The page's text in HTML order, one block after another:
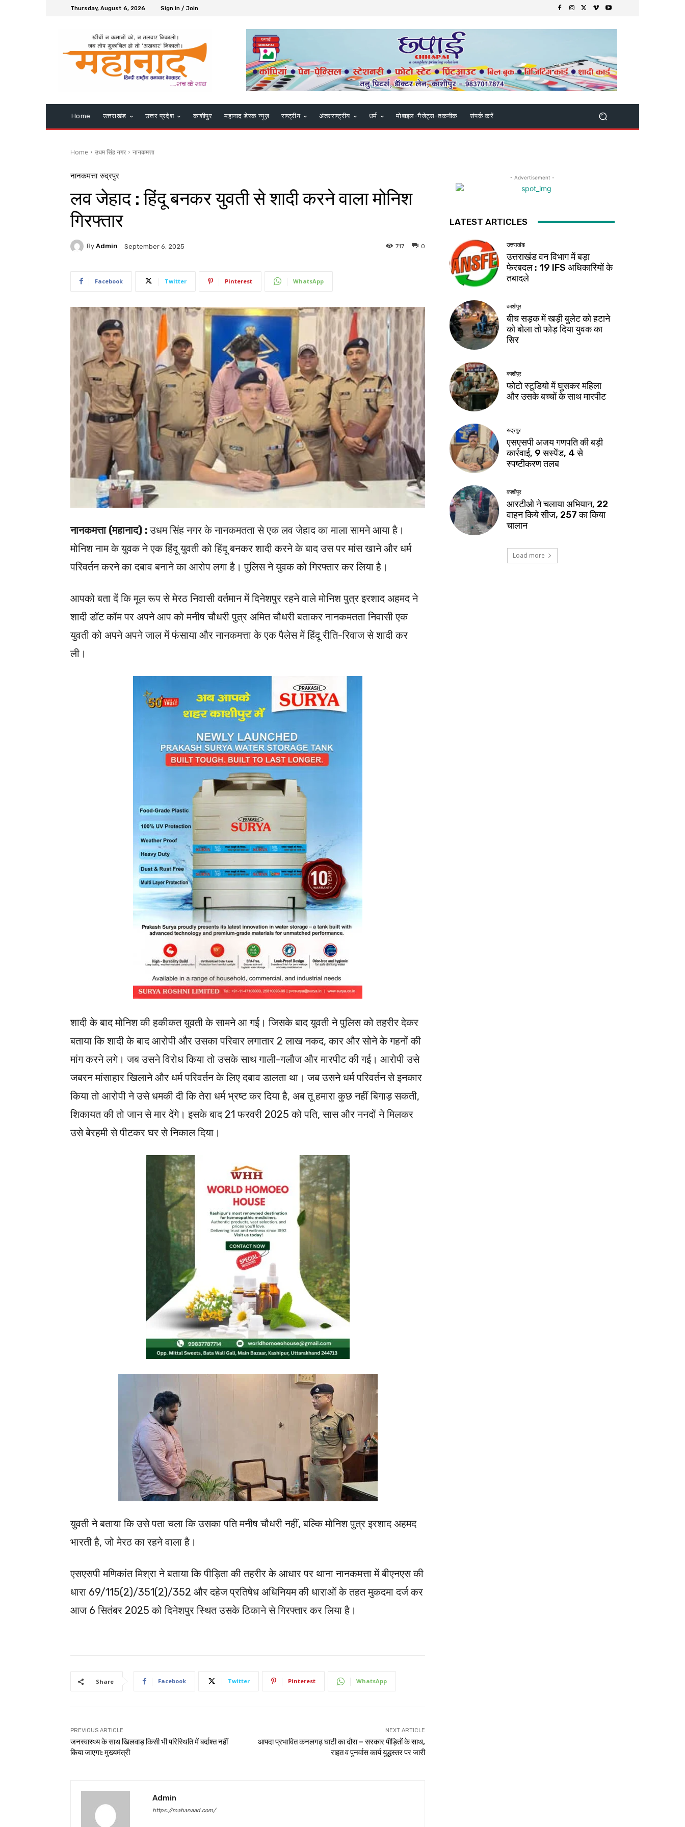
Thursday, August 6, 2026 Sign in / Join
Home उत्तराखंड उत्तर प्रदेश काशीपुर महानाद डेस्क न्यूज़ राष्ट्रीय अंतरराष्ट्रीय धर्म मोबाइल-गैजेट्स-तकनीक संपर्क करें
Home उधम सिंह नगर नानकमत्ता
नानकमत्ता रुद्रपुर
लव जेहाद : हिंदू बनकर युवती से शादी करने वाला मोनिश
गिरफ्तार
By Admin September 6, 2025 0
717
Facebook Twitter Pinterest WhatsApp
नानकमत्ता (महानाद) :उधम सिंह नगर के नानकमतता से एक लव जेहाद का माला सामने आया है।
मोनिश नाम के युवक ने एक हिंदू युवती को हिंदू बनकर शादी करने के बाद उस पर मांस खाने और धर्म
परिवर्तन करने का दबाव बनाने का आरोप लगा है। पुलिस ने युवक को गिरफ्तार कर लिया है।
आपको बता दें कि मूल रूप से मेरठ निवासी वर्तमान में दिनेशपुर रहने वाले मोनिश पुत्र इरशाद अहमद ने
शादी डॉट कॉम पर अपने आप को मनीष चौधरी पुत्र अमित चौधरी बताकर नानकमतता निवासी एक
युवती को अपने अपने जाल में फंसाया और नानकमत्ता के एक पैलेस में हिंदू रीति-रिवाज से शादी कर
ली।
शादी के बाद मोनिश की हकीकत युवती के सामने आ गई। जिसके बाद युवती ने पुलिस को तहरीर देकर
बताया कि शादी के बाद आरोपी और उसका परिवार लगातार 2 लाख नकद, कार और सोने के गहनों की
मांग करने लगे। जब उसने विरोध किया तो उसके साथ गाली-गलौज और मारपीट की गई। आरोपी उसे
जबरन मांसाहार खिलाने और धर्म परिवर्तन के लिए दबाव डालता था। जब उसने धर्म परिवर्तन से इनकार
किया तो आरोपी ने उसे धमकी दी कि तेरा धर्म भ्रष्ट कर दिया है, अब तू हमारा कुछ नहीं बिगाड़ सकती,
शिकायत की तो जान से मार देंगे। इसके बाद 21 फरवरी 2025 को पति, सास और ननदों ने मिलकर
उसे बेरहमी से पीटकर घर से निकाल दिया।
युवती ने बताया कि उसे पता चला कि उसका पति मनीष चौधरी नहीं, बल्कि मोनिश पुत्र इरशाद अहमद
भारती है, जो मेरठ का रहने वाला है।
एसएसपी मणिकांत मिश्रा ने बताया कि पीड़िता की तहरीर के आधार पर थाना नानकमत्ता में बीएनएस की
धारा 69/115(2)/351(2)/352 और दहेज प्रतिषेध अधिनियम की धाराओं के तहत मुकदमा दर्ज कर
आज 6 सितंबर 2025 को दिनेशपुर स्थित उसके ठिकाने से गिरफ्तार कर लिया है।
Share Facebook Twitter Pinterest WhatsApp
PREVIOUS ARTICLE
जनस्वास्थ्य के साथ खिलवाड़ किसी भी परिस्थिति में बर्दाश्त नहीं
किया जाएगा: मुख्यमंत्री
NEXT ARTICLE
आपदा प्रभावित कनलगढ़ घाटी का दौरा – सरकार पीड़ितों के साथ,
राहत व पुनर्वास कार्य युद्धस्तर पर जारी
Admin
https://mahanaad.com/
- Advertisement -
LATEST ARTICLES
उत्तराखंड
उत्तराखंड वन विभाग में बड़ा
फेरबदल : 19 IFS अधिकारियों के
तबादले
काशीपुर
बीच सड़क में खड़ी बुलेट को हटाने
को बोला तो फोड़ दिया युवक का
सिर
काशीपुर
फोटो स्टूडियो में घुसकर महिला
और उसके बच्चों के साथ मारपीट
रुद्रपुर
एसएसपी अजय गणपति की बड़ी
कार्रवाई, 9 सस्पेंड, 4 से
स्पष्टीकरण तलब
काशीपुर
आरटीओ ने चलाया अभियान, 22
वाहन किये सीज, 257 का किया
चालान
Load more